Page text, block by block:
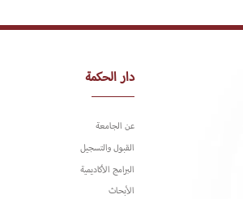
دار الحكمة
عن الجامعة
القبول والتسجيل
البرامج الأكاديمية
الأبحاث